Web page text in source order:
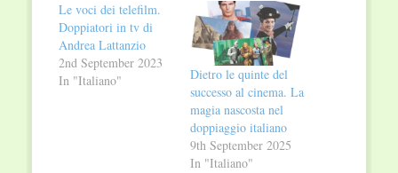
Le voci dei telefilm.
Doppiatori in tv di
Andrea Lattanzio
2nd September 2023
In "Italiano"
Dietro le quinte del
successo al cinema. La
magia nascosta nel
doppiaggio italiano
9th September 2025
In "Italiano"